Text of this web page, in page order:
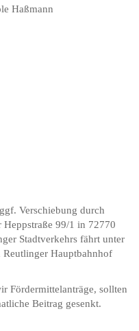
Haßmann
Verschiebung durch
99/1 in 72770
Stadtverkehrs fährt unter
Hauptbahnhof
Fördermittelanträge, sollten
Beitrag gesenkt.